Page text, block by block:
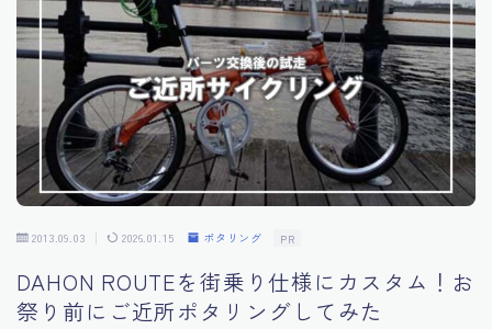
2013.09.03 2026.01.15 ポタリング PR
DAHON ROUTEを街乗り仕様にカスタム！お
祭り前にご近所ポタリングしてみた